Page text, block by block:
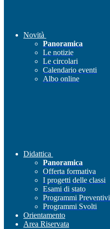
Novità
Panoramica
Le notizie
Le circolari
Calendario eventi
Albo online
Didattica
Panoramica
Offerta formativa
I progetti delle classi
Esami di stato
Programmi Preventivi
Programmi Svolti
Orientamento
Area Riservata